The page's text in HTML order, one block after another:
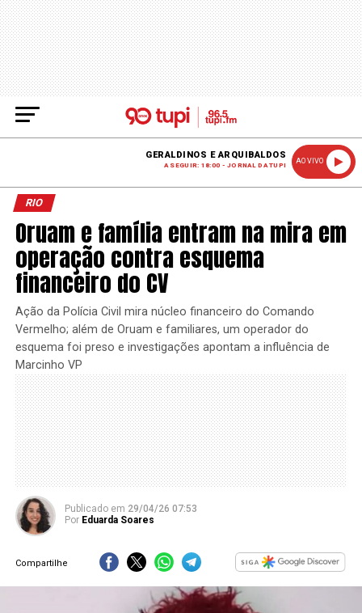
GERALDINOS E ARQUIBALDOS
A SEGUIR: 18:00 - JORNAL DA TUPI
AO VIVO
RIO
Oruam e família entram na mira em
operação contra esquema
financeiro do CV
Ação da Polícia Civil mira núcleo financeiro do Comando
Vermelho; além de Oruam e familiares, um operador do
esquema foi preso e investigações apontam a influência de
Marcinho VP
Publicado em 29/04/26 07:53
Por Eduarda Soares
Compartilhe